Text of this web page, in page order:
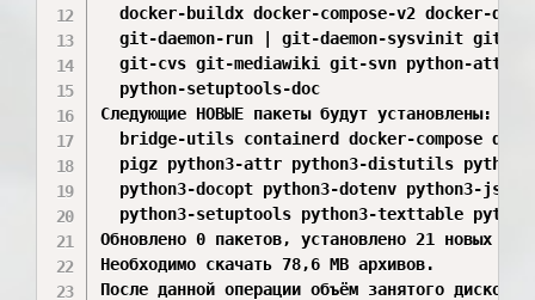
docker-buildx docker-compose-v2 docker-doc
git-daemon-run | git-daemon-sysvinit git-
git-cvs git-mediawiki git-svn python-attr-
  python-setuptools-doc
Следующие НОВЫЕ пакеты будут установлены:
bridge-utils containerd docker-compose
pigz python3-attr python3-distutils
python3-docopt python3-dotenv python3-
python3-setuptools python3-texttable
Обновлено 0 пакетов, установлено 21 новых
Необходимо скачать 78,6 MB архивов.
После данной операции объём занятого